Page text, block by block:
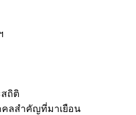
ถิติ
ลสำคัญที่มาเยือน